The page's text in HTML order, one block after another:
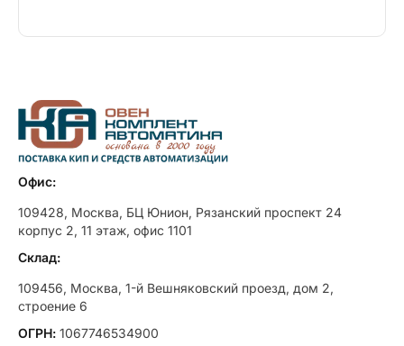
Офис:
109428, Москва, БЦ Юнион, Рязанский проспект 24
корпус 2, 11 этаж, офис 1101
Склад:
109456, Москва, 1-й Вешняковский проезд, дом 2,
строение 6
ОГРН: 1067746534900